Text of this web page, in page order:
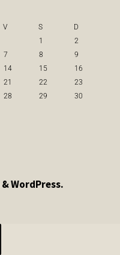
V S
D
1
2
7 8
9
14 15
16
21 22
23
28 29
30
&WordPress.